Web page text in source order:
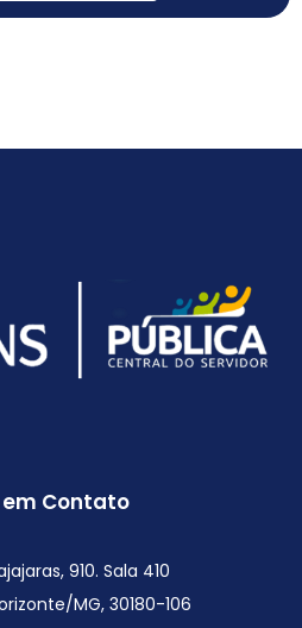
em Contato
910. Sala 410
MG, 30180-106